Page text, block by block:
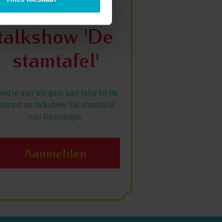
podcast en
'De
stamtafel'
je aan als gast aan tafel bij de
en talkshow 'De stamtafel'
van Gastologie.
Aanmelden